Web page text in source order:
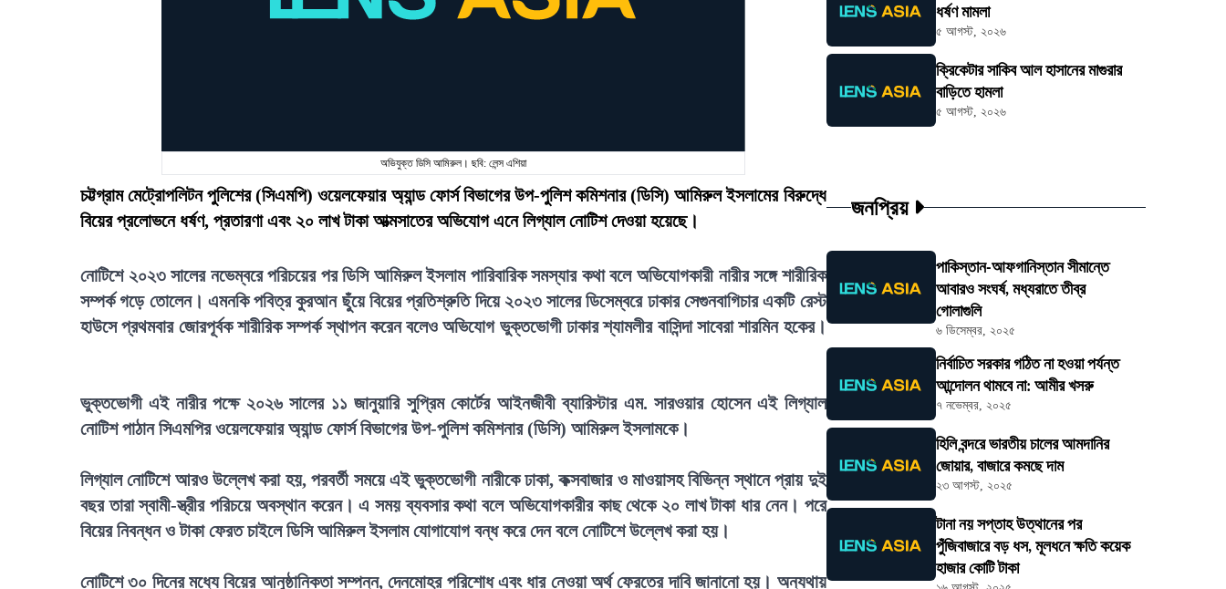
অভিযুক্ত ডিসি আমিরুল। ছবি: লেন্স এশিয়া
চট্টগ্রাম মেট্রোপলিটন পুলিশের (সিএমপি) ওয়েলফেয়ার অ্যান্ড ফোর্স বিভাগের উপ-পুলিশ কমিশনার (ডিসি) আমিরুল ইসলামের বিরুদ্ধে
বিয়ের প্রলোভনে ধর্ষণ, প্রতারণা এবং ২০ লাখ টাকা আত্মসাতের অভিযোগ এনে লিগ্যাল নোটিশ দেওয়া হয়েছে।
নোটিশে ২০২৩ সালের নভেম্বরে পরিচয়ের পর ডিসি আমিরুল ইসলাম পারিবারিক সমস্যার কথা বলে অভিযোগকারী নারীর সঙ্গে শারীরিক
সম্পর্ক গড়ে তোলেন। এমনকি পবিত্র কুরআন ছুঁয়ে বিয়ের প্রতিশ্রুতি দিয়ে ২০২৩ সালের ডিসেম্বরে ঢাকার সেগুনবাগিচার একটি রেস্ট
হাউসে প্রথমবার জোরপূর্বক শারীরিক সম্পর্ক স্থাপন করেন বলেও অভিযোগ ভুক্তভোগী ঢাকার শ্যামলীর বাসিন্দা সাবেরা শারমিন হকের।
ভুক্তভোগী এই নারীর পক্ষে ২০২৬ সালের ১১ জানুয়ারি সুপ্রিম কোর্টের আইনজীবী ব্যারিস্টার এম. সারওয়ার হোসেন এই লিগ্যাল
নোটিশ পাঠান সিএমপির ওয়েলফেয়ার অ্যান্ড ফোর্স বিভাগের উপ-পুলিশ কমিশনার (ডিসি) আমিরুল ইসলামকে।
লিগ্যাল নোটিশে আরও উল্লেখ করা হয়, পরবর্তী সময়ে এই ভুক্তভোগী নারীকে ঢাকা, কক্সবাজার ও মাওয়াসহ বিভিন্ন স্থানে প্রায় দুই
বছর তারা স্বামী-স্ত্রীর পরিচয়ে অবস্থান করেন। এ সময় ব্যবসার কথা বলে অভিযোগকারীর কাছ থেকে ২০ লাখ টাকা ধার নেন। পরে
বিয়ের নিবন্ধন ও টাকা ফেরত চাইলে ডিসি আমিরুল ইসলাম যোগাযোগ বন্ধ করে দেন বলে নোটিশে উল্লেখ করা হয়।
নোটিশে ৩০ দিনের মধ্যে বিয়ের আনুষ্ঠানিকতা সম্পন্ন, দেনমোহর পরিশোধ এবং ধার নেওয়া অর্থ ফেরতের দাবি জানানো হয়। অন্যথায়
ধর্ষণ মামলা
৫ আগস্ট, ২০২৬
ক্রিকেটার সাকিব আল হাসানের মাগুরার
বাড়িতে হামলা
৫ আগস্ট, ২০২৬
জনপ্রিয়
পাকিস্তান-আফগানিস্তান সীমান্তে
আবারও সংঘর্ষ, মধ্যরাতে তীব্র
গোলাগুলি
৬ ডিসেম্বর, ২০২৫
নির্বাচিত সরকার গঠিত না হওয়া পর্যন্ত
আন্দোলন থামবে না: আমীর খসরু
৭ নভেম্বর, ২০২৫
হিলি বন্দরে ভারতীয় চালের আমদানির
জোয়ার, বাজারে কমছে দাম
২৩ আগস্ট, ২০২৫
টানা নয় সপ্তাহ উত্থানের পর
পুঁজিবাজারে বড় ধস, মূলধনে ক্ষতি কয়েক
হাজার কোটি টাকা